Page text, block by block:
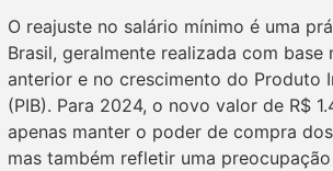
O reajuste no salário mínimo é uma
Brasil, geralmente realizada com base
anterior e no crescimento do Produto
(PIB). Para 2024, o novo valor de R$
apenas manter o poder de compra
mas também refletir uma